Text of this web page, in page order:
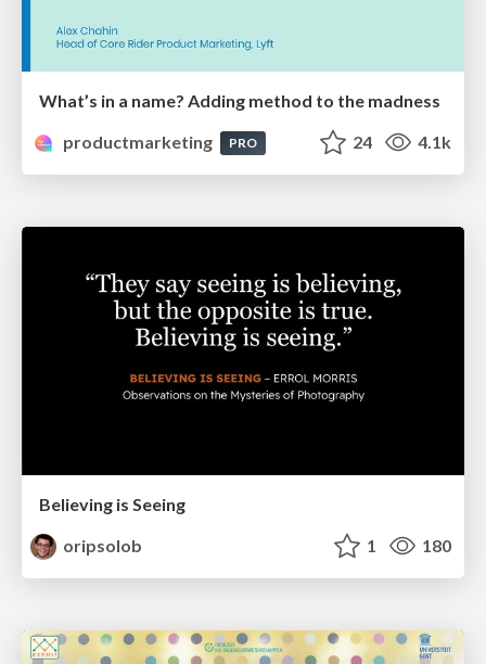
What’s in a name? Adding method to the madness
productmarketing
PRO 24 4.1k
Believing is Seeing
oripsolob
1 180